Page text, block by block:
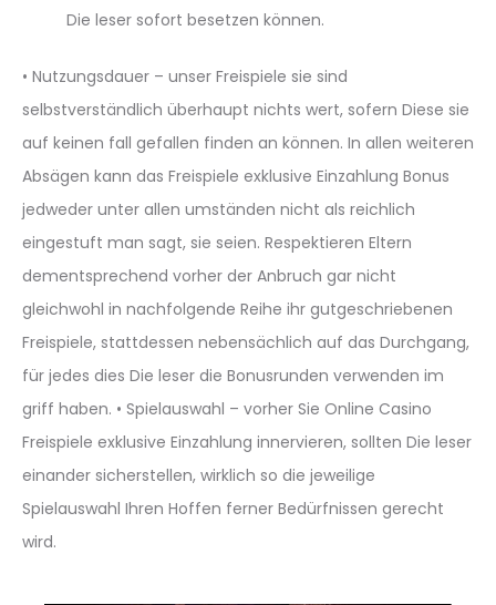
Die leser sofort besetzen können.
• Nutzungsdauer – unser Freispiele sie sind
selbstverständlich überhaupt nichts wert, sofern Diese sie
auf keinen fall gefallen finden an können. In allen weiteren
Absägen kann das Freispiele exklusive Einzahlung Bonus
jedweder unter allen umständen nicht als reichlich
eingestuft man sagt, sie seien. Respektieren Eltern
dementsprechend vorher der Anbruch gar nicht
gleichwohl in nachfolgende Reihe ihr gutgeschriebenen
Freispiele, stattdessen nebensächlich auf das Durchgang,
für jedes dies Die leser die Bonusrunden verwenden im
griff haben. • Spielauswahl – vorher Sie Online Casino
Freispiele exklusive Einzahlung innervieren, sollten Die leser
einander sicherstellen, wirklich so die jeweilige
Spielauswahl Ihren Hoffen ferner Bedürfnissen gerecht
wird.